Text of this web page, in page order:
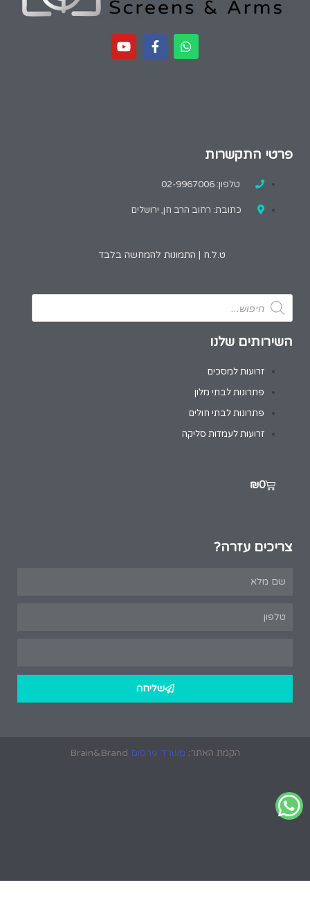
פרטי התקשרות
טלפון: 02-9967006
כתובת: רחוב הרב חן, ירושלים
ט.ל.ח | התמונות להמחשה בלבד
השירותים שלנו
זרועות למסכים
פתרונות לבתי מלון
פתרונות לבתי חולים
זרועות לעמדות סליקה
₪0
צריכים עזרה?
שליחה
הקמת האתר: משרד פרסום